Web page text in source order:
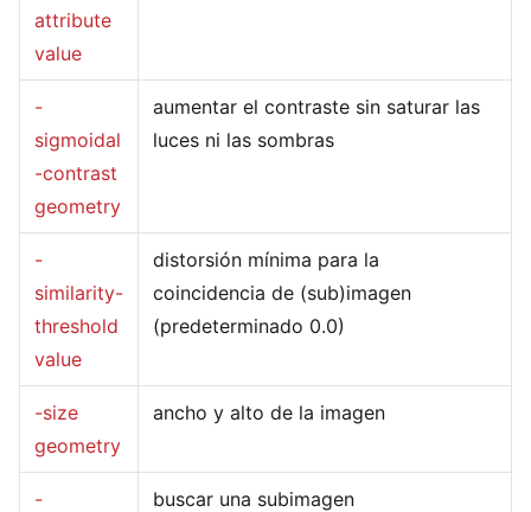
attribute
value
-
sigmoidal
-contrast
geometry
aumentar el contraste sin saturar las
luces ni las sombras
-
similarity-
threshold
value
distorsión mínima para la
coincidencia de (sub)imagen
(predeterminado 0.0)
-size
geometry
ancho y alto de la imagen
-
buscar una subimagen